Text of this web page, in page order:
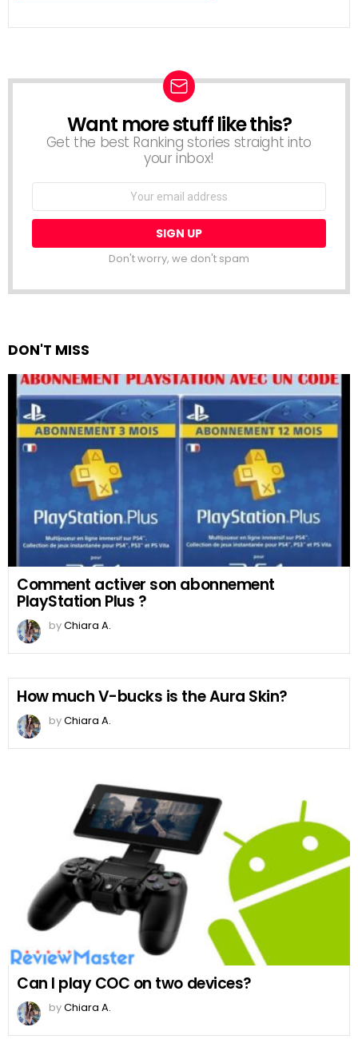
NEWSLETTER
Want more stuff like this?
Get the best Ranking stories straight into
your inbox!
Don't worry, we don't spam
DON'T MISS
Comment activer son abonnement
PlayStation Plus ?
byChiara A.
How much V-bucks is the Aura Skin?
byChiara A.
Can I play COC on two devices?
byChiara A.